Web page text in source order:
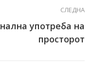
СЛЕДНА
употреба на
просторот